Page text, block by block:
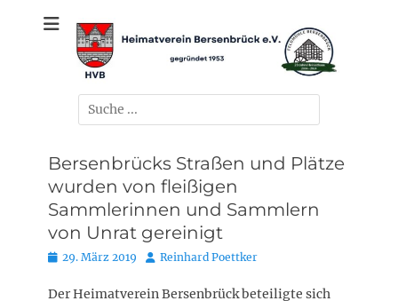
Heimatverein
Bersenbrück e.V.
gegründet 1953
Suchen
nach:
Bersenbrücks Straßen und Plätze
wurden von fleißigen
Sammlerinnen und Sammlern
von Unrat gereinigt
Posted
29. März 2019 AutorReinhard Poettker
Der Heimatverein Bersenbrück beteiligte sich